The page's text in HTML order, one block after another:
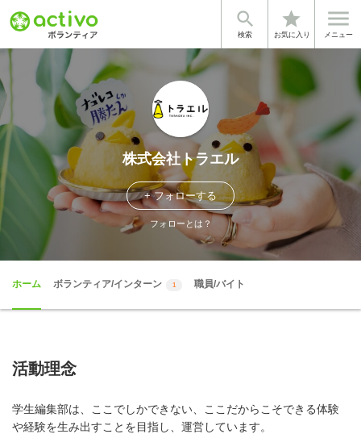

検索
star
お気に入り

メニュー
株式会社トラエル
+ フォローする
フォローとは？
ホーム ボランティア/インターン 1 職員/バイト
活動理念
学生編集部は、ここでしかできない、ここだからこそできる体験
や経験を生み出すことを目指し、運営しています。